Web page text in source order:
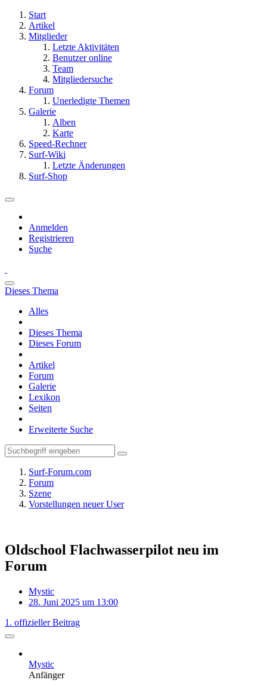
Start
Artikel
Mitglieder
Letzte Aktivitäten
Benutzer online
Team
Mitgliedersuche
Forum
Unerledigte Themen
Galerie
Alben
Karte
Speed-Rechner
Surf-Wiki
Letzte Änderungen
Surf-Shop
Anmelden
Registrieren
Suche
Dieses Thema
Alles
Dieses Thema
Dieses Forum
Artikel
Forum
Galerie
Lexikon
Seiten
Erweiterte Suche
Surf-Forum.com
Forum
Szene
Vorstellungen neuer User
Oldschool Flachwasserpilot neu im
Forum
Mystic
28. Juni 2025 um 13:00
1. offizieller Beitrag
Mystic
Anfänger